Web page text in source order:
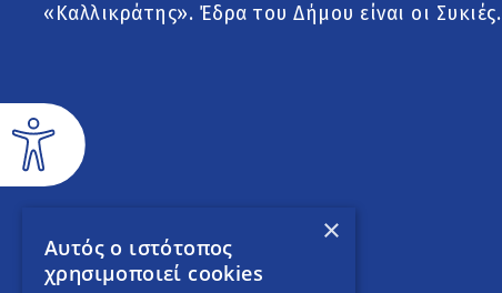
«Καλλικράτης». Έδρα του Δήμου είναι οι Συκιές.
×
Αυτός ο ιστότοπος
χρησιμοποιεί cookies